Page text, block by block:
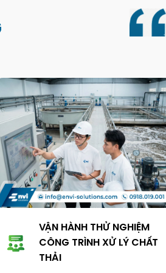
VẬN HÀNH THỬ NGHIỆM
CÔNG TRÌNH XỬ LÝ CHẤT
THẢI